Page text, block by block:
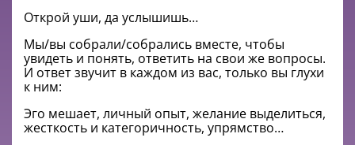
Открой уши, да услышишь…
Мы/вы собрали/собрались вместе, чтобы
увидеть и понять, ответить на свои же вопросы.
И ответ звучит в каждом из вас, только вы глухи
к ним:
Эго мешает, личный опыт, желание выделиться,
жесткость и категоричность, упрямство…